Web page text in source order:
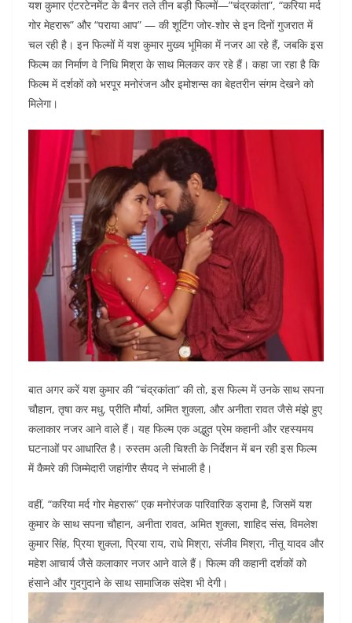
c
e
b
o
k
itt
er
at
s
A
p
ai
l
k
e
dI
n
d
di
t
यश कुमार एंटरटेनमेंट के बैनर तले तीन बड़ी फिल्मों—”चंद्रकांता”, “करिया मर्द
गोर मेहरारू” और “पराया आप” — की शूटिंग जोर-शोर से इन दिनों गुजरात में
चल रही है। इन फिल्मों में यश कुमार मुख्य भूमिका में नजर आ रहे हैं, जबकि इस
फिल्म का निर्माण वे निधि मिश्रा के साथ मिलकर कर रहे हैं। कहा जा रहा है कि
फिल्म में दर्शकों को भरपूर मनोरंजन और इमोशन्स का बेहतरीन संगम देखने को
मिलेगा।
बात अगर करें यश कुमार की “चंद्रकांता” की तो, इस फिल्म में उनके साथ सपना
चौहान, तृषा कर मधु, प्रीति मौर्या, अमित शुक्ला, और अनीता रावत जैसे मंझे हुए
कलाकार नजर आने वाले हैं। यह फिल्म एक अद्भुत प्रेम कहानी और रहस्यमय
घटनाओं पर आधारित है। रुस्तम अली चिश्ती के निर्देशन में बन रही इस फिल्म
में कैमरे की जिम्मेदारी जहांगीर सैयद ने संभाली है।
वहीं, “करिया मर्द गोर मेहरारू” एक मनोरंजक पारिवारिक ड्रामा है, जिसमें यश
कुमार के साथ सपना चौहान, अनीता रावत, अमित शुक्ला, शाहिद संस, विमलेश
कुमार सिंह, प्रिया शुक्ला, प्रिया राय, राधे मिश्रा, संजीव मिश्रा, नीतू यादव और
महेश आचार्य जैसे कलाकार नजर आने वाले हैं। फिल्म की कहानी दर्शकों को
हंसाने और गुदगुदाने के साथ सामाजिक संदेश भी देगी।